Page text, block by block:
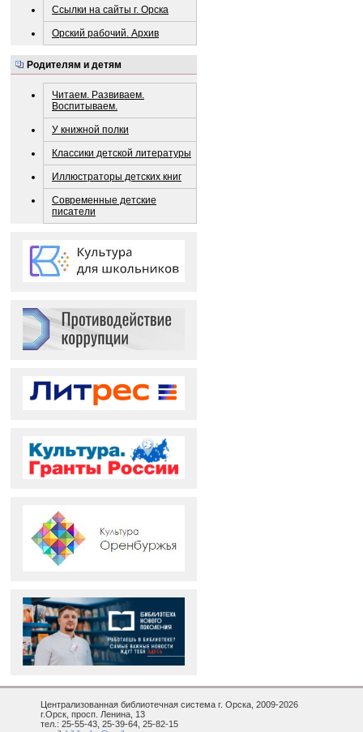
Ссылки на сайты г. Орска
Орский рабочий. Архив
Родителям и детям
Читаем. Развиваем.
Воспитываем.
У книжной полки
Классики детской литературы
Иллюстраторы детских книг
Современные детские
писатели
Централизованная библиотечная система г. Орска, 2009-2026
г.Орск, просп. Ленина, 13
тел.: 25-55-43, 25-39-64, 25-82-15